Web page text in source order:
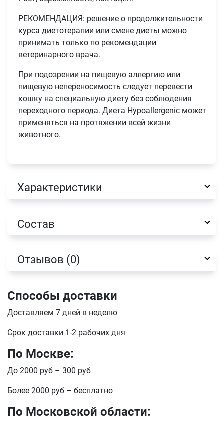
РЕКОМЕНДАЦИЯ: решение о продолжительности
курса диетотерапии или смене диеты можно
принимать только по рекомендации
ветеринарного врача.
При подозрении на пищевую аллергию или
пищевую непереносимость следует перевести
кошку на специальную диету без соблюдения
переходного периода. Диета Hypoallergenic может
применяться на протяжении всей жизни
животного.
Характеристики
Состав
Отзывов (0)
Способы доставки
Доставляем 7 дней в неделю
Срок доставки 1-2 рабочих дня
По Москве:
До 2000 руб – 300 руб
Более 2000 руб – бесплатно
По Московской области:
Продолжить покупки
Оформить заказ
Телефон
E-mail